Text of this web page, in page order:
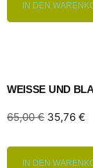
IN DEN
WEISSE UND
65,00€ 35,76 €
IN DEN